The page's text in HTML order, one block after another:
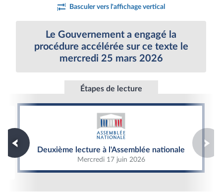
Basculer vers l'affichage vertical
Le Gouvernement a engagé la
procédure accélérée sur ce texte le
mercredi 25 mars 2026
Étapes de lecture
Deuxième lecture à l'Assemblée nationale
Mercredi 17 juin 2026
Deuxième lecture à l'Assemblée nationale